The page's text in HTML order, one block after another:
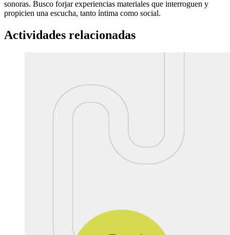
sonoras. Busco forjar experiencias materiales que interroguen y
propicien una escucha, tanto íntima como social.
Actividades relacionadas